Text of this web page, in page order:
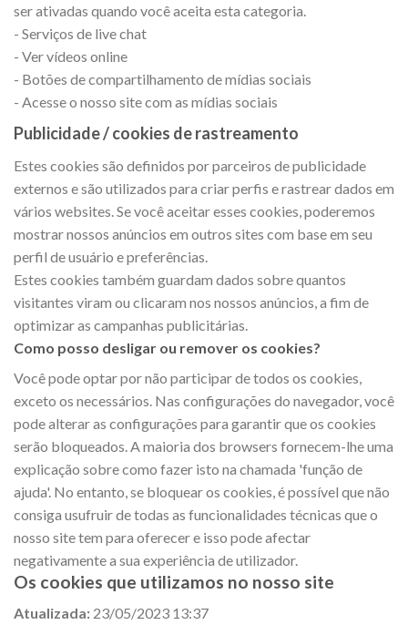
ser ativadas quando você aceita esta categoria.
- Serviços de live chat
- Ver vídeos online
- Botões de compartilhamento de mídias sociais
- Acesse o nosso site com as mídias sociais
Publicidade / cookies de rastreamento
Estes cookies são definidos por parceiros de publicidade
externos e são utilizados para criar perfis e rastrear dados em
vários websites. Se você aceitar esses cookies, poderemos
mostrar nossos anúncios em outros sites com base em seu
perfil de usuário e preferências.
Estes cookies também guardam dados sobre quantos
visitantes viram ou clicaram nos nossos anúncios, a fim de
optimizar as campanhas publicitárias.
Como posso desligar ou remover os cookies?
Você pode optar por não participar de todos os cookies,
exceto os necessários. Nas configurações do navegador, você
pode alterar as configurações para garantir que os cookies
serão bloqueados. A maioria dos browsers fornecem-lhe uma
explicação sobre como fazer isto na chamada 'função de
ajuda'. No entanto, se bloquear os cookies, é possível que não
consiga usufruir de todas as funcionalidades técnicas que o
nosso site tem para oferecer e isso pode afectar
negativamente a sua experiência de utilizador.
Os cookies que utilizamos no nosso site
Atualizada: 23/05/2023 13:37